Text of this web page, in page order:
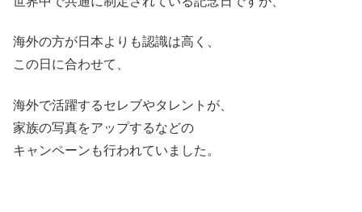
海外の方が日本よりも認識は高く、
この日に合わせて、
海外で活躍するセレブやタレントが、
家族の写真をアップするなどの
キャンペーンも行われていました。